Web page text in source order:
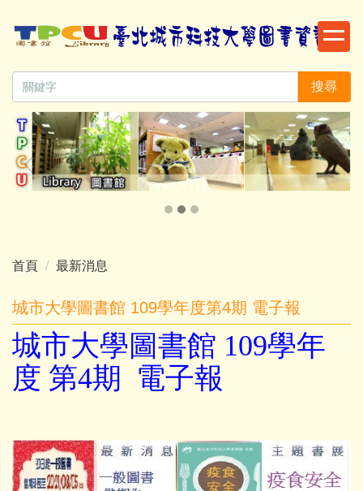
到
要
區
搜尋
首頁 最新消息
城市大學圖書館 109學年度第4期 電子報
城市大學圖書館 109學年
度 第4期 電子報